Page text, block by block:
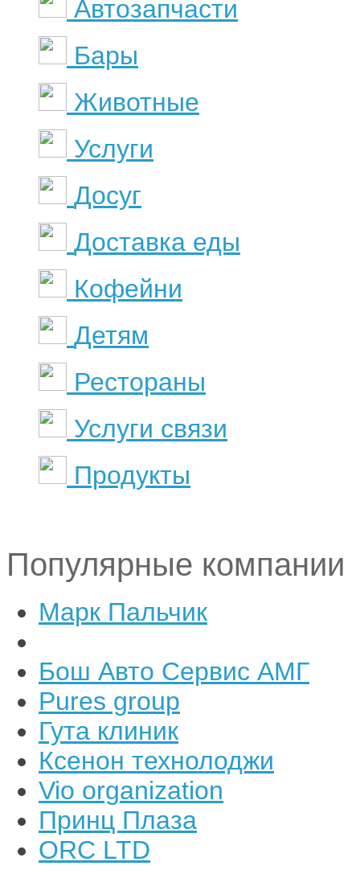
Автозапчасти
Бары
Животные
Услуги
Досуг
Доставка еды
Кофейни
Детям
Рестораны
Услуги связи
Продукты
Популярные компании
Марк Пальчик
Бош Авто Сервис АМГ
Pures group
Гута клиник
Ксенон технолоджи
Vio organization
Принц Плаза
ORC LTD